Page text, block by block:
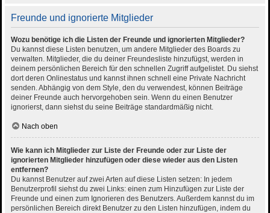
Freunde und ignorierte Mitglieder
Wozu benötige ich die Listen der Freunde und ignorierten Mitglieder?
Du kannst diese Listen benutzen, um andere Mitglieder des Boards zu
verwalten. Mitglieder, die du deiner Freundesliste hinzufügst, werden in
deinem persönlichen Bereich für den schnellen Zugriff aufgelistet. Du siehst
dort deren Onlinestatus und kannst ihnen schnell eine Private Nachricht
senden. Abhängig von dem Style, den du verwendest, können Beiträge
deiner Freunde auch hervorgehoben sein. Wenn du einen Benutzer
ignorierst, dann siehst du seine Beiträge standardmäßig nicht.
Nach oben
Wie kann ich Mitglieder zur Liste der Freunde oder zur Liste der
ignorierten Mitglieder hinzufügen oder diese wieder aus den Listen
entfernen?
Du kannst Benutzer auf zwei Arten auf diese Listen setzen: In jedem
Benutzerprofil siehst du zwei Links: einen zum Hinzufügen zur Liste der
Freunde und einen zum Ignorieren des Benutzers. Außerdem kannst du im
persönlichen Bereich direkt Benutzer zu den Listen hinzufügen, indem du